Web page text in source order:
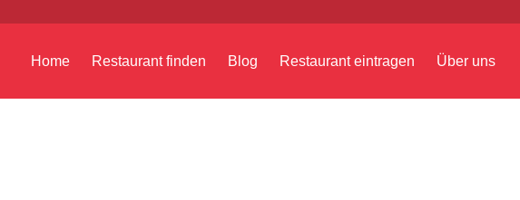
Home Restaurant finden Blog Restaurant eintragen Über uns